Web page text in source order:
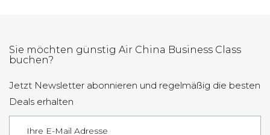
Sie möchten günstig Air China Business Class
buchen?
Jetzt Newsletter abonnieren und regelmäßig die besten
Deals erhalten